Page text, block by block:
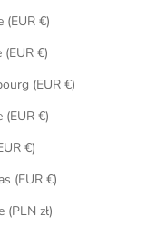
Lettonie (EUR €)
Lituanie (EUR €)
Luxembourg (EUR €)
Malaisie (EUR €)
Malte (EUR €)
Pays-Bas (EUR €)
Pologne (PLN zł)